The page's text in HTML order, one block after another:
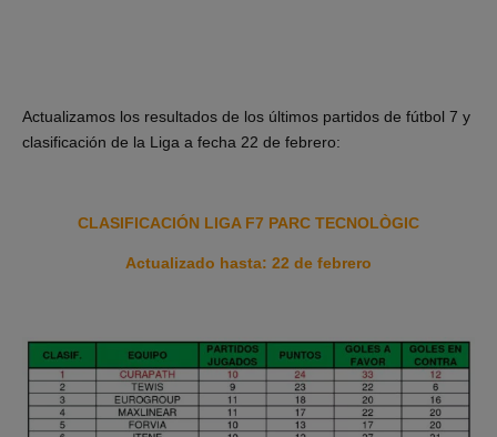
Actualizamos los resultados de los últimos partidos de fútbol 7 y
clasificación de la Liga a fecha 22 de febrero:
CLASIFICACIÓN LIGA F7 PARC TECNOLÒGIC
Actualizado hasta: 22 de febrero